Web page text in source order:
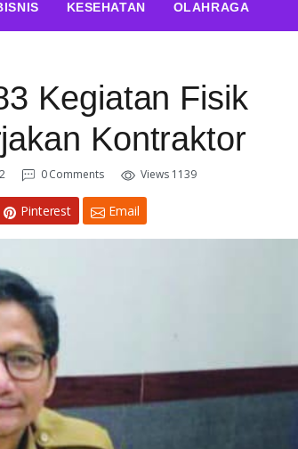
KESEHATAN OLAHRAGA
Kegiatan Fisik
Kontraktor
0 Comments Views 1139
Pinterest Email